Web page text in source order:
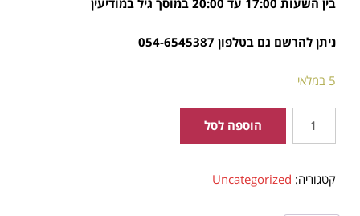
ניתן להרשם גם בטלפון 054-6545387
5 במלאי
כמות
של
בתחזוקת
הוספה לסל
קטגוריה: Uncategorized